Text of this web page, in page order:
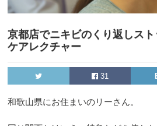
京都店でニキビのくり返しス
ケアレクチャー
31
和歌山県にお住まいのリーさん。